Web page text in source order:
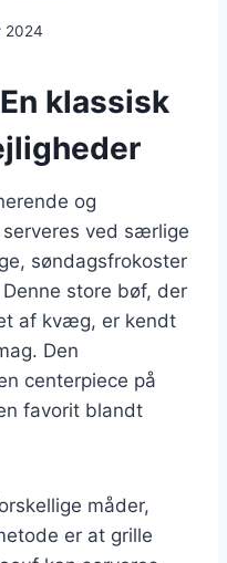
2024
klassisk
og
ved særlige
søndagsfrokoster
store bøf, der
af kvæg, er kendt
Den
centerpiece på
favorit blandt
måder,
er at grille